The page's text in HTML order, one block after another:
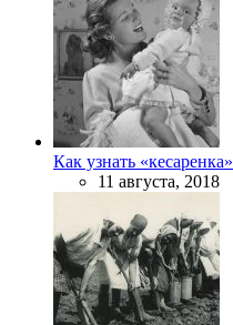
Как узнать
11 августа, 2018